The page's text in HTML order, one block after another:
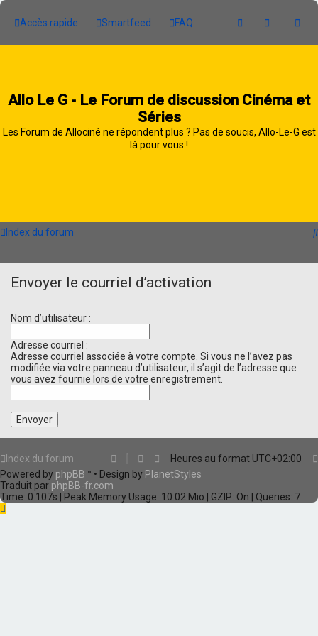
Accès rapide Smartfeed FAQ
Allo Le G - Le Forum de discussion Cinéma et
Séries
Les Forum de Allociné ne répondent plus ? Pas de soucis, Allo-Le-G est
là pour vous !
Index du forum
Envoyer le courriel d’activation
Nom d’utilisateur :
Adresse courriel :
Adresse courriel associée à votre compte. Si vous ne l’avez pas
modifiée via votre panneau d’utilisateur, il s’agit de l’adresse que
vous avez fournie lors de votre enregistrement.
Index du forum Heures au format UTC+02:00
Powered by phpBB™ • Design by PlanetStyles
Traduit par phpBB-fr.com
Time: 0.107s | Peak Memory Usage: 10.02 Mio | GZIP: On | Queries: 7